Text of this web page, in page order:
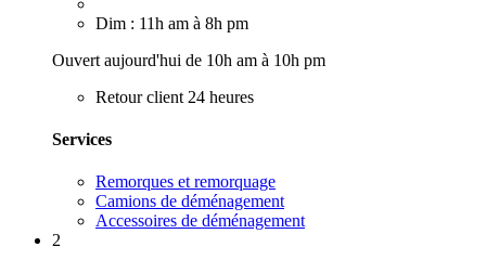
Dim : 11h am à 8h pm
Ouvert aujourd'hui de 10h am à 10h pm
Retour client 24 heures
Services
Remorques et remorquage
Camions de déménagement
Accessoires de déménagement
2